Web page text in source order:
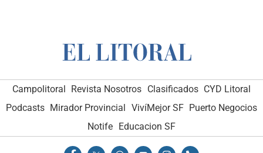
Campolitoral Revista Nosotros Clasificados CYD Litoral
Podcasts Mirador Provincial VivíMejor SF Puerto Negocios
Notife Educacion SF